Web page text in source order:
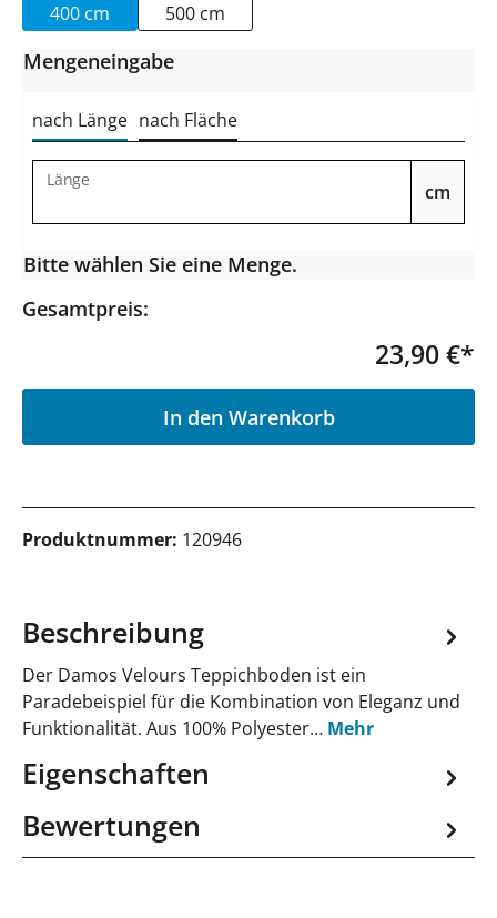
400 cm 500 cm
Mengeneingabe
nach Länge nach Fläche
Länge
cm
Bitte wählen Sie eine Menge.
Gesamtpreis:
23,90 €*
In den Warenkorb
Produktnummer: 120946
Beschreibung
Der Damos Velours Teppichboden ist ein
Paradebeispiel für die Kombination von Eleganz und
Funktionalität. Aus 100% Polyester… Mehr
Eigenschaften
Bewertungen